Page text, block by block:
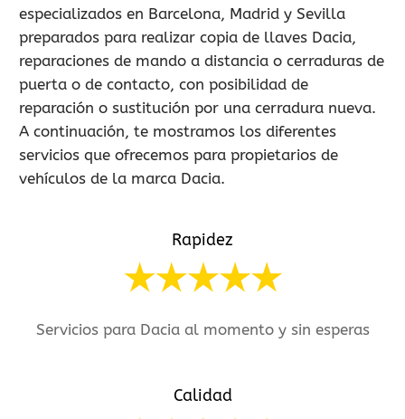
especializados en Barcelona, Madrid y Sevilla
preparados para realizar copia de llaves Dacia,
reparaciones de mando a distancia o cerraduras de
puerta o de contacto, con posibilidad de
reparación o sustitución por una cerradura nueva.
A continuación, te mostramos los diferentes
servicios que ofrecemos para propietarios de
vehículos de la marca Dacia.
Rapidez
Servicios para Dacia al momento y sin esperas
Calidad